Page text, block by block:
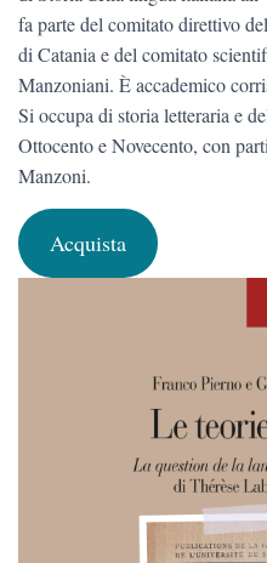
fa parte del comitato direttivo
di Catania e del comitato
Manzoniani. È accademico
Si occupa di storia letteraria e
Ottocento e Novecento, con
Manzoni.
Acquista